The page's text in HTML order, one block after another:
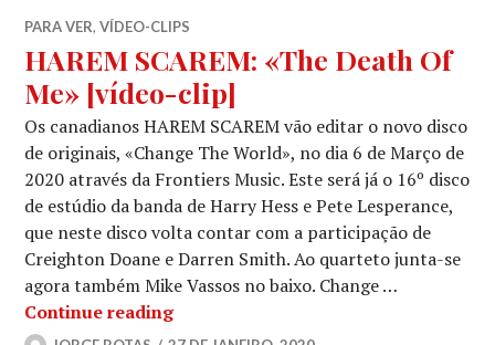
PARA VER,VÍDEO-CLIPS
HAREM SCAREM: «The Death Of
Me» [vídeo-clip]
Os canadianos HAREM SCAREM vão editar o novo disco
de originais, «Change The World», no dia 6 de Março de
2020 através da Frontiers Music. Este será já o 16º disco
de estúdio da banda de Harry Hess e Pete Lesperance,
que neste disco volta contar com a participação de
Creighton Doane e Darren Smith. Ao quarteto junta-se
agora também Mike Vassos no baixo. Change …
Continue readingHAREM SCAREM: «The Death Of